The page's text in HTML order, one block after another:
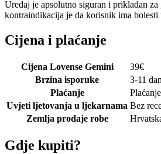
Uređaj je apsolutno siguran i prikladan
kontraindikacija je da korisnik ima
Cijena i plaćanje
Cijena Lovense Gemini 39€
Brzina isporuke
3-11
Plaćanje
Uvjeti ljetovanja u ljekarnama Bez
Zemlja prodaje robe
Gdje kupiti?